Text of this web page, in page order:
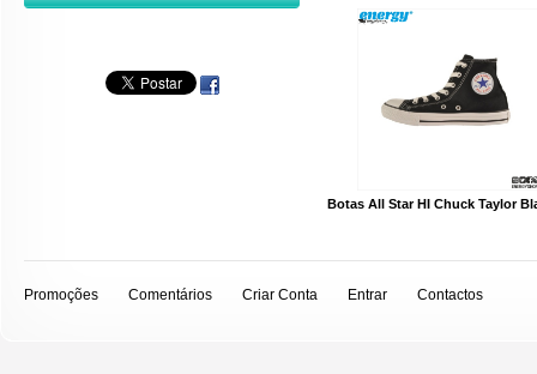
Botas All Star HI Chuck Taylor
Promoções Comentários Criar Conta Entrar Contactos